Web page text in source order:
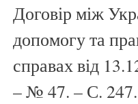
Договір між
допомогу та
справах від
– № 47. – С. 247.